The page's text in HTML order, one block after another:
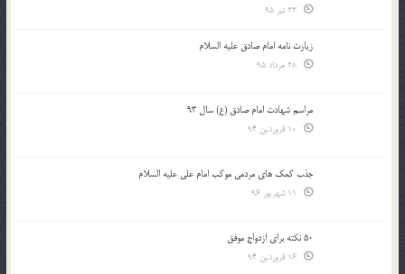
زیارت نامه امام صادق علیه السلام
مراسم شهادت امام صادق (ع) سال 93
جذب کمک های مردمی موکب امام علی علیه السلام
50 نکته برای ازدواج موفق